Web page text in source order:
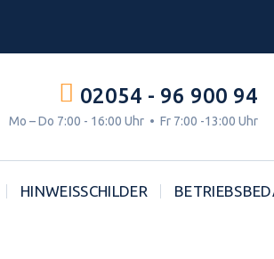
02054 - 96 900 94
Mo – Do 7:00 - 16:00 Uhr • Fr 7:00 -13:00 Uhr
HINWEISSCHILDER